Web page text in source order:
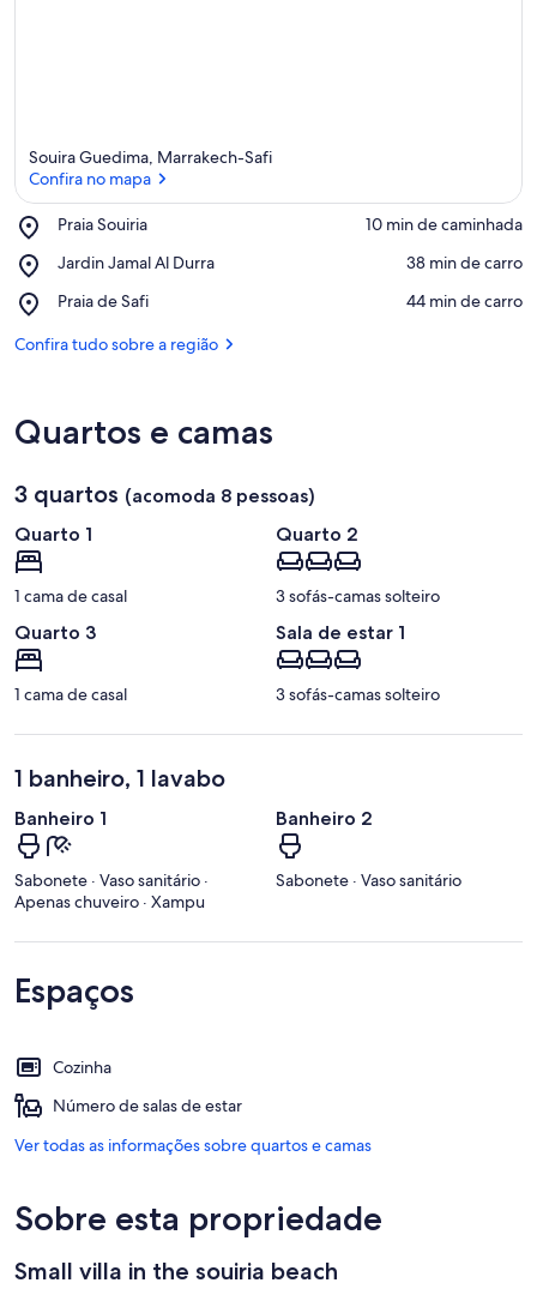
Souira Guedima, Marrakech-Safi
Confira no mapa
Praia Souiria
Place,
Souiria
‪10 min de caminhada‬
Jardin Jamal Al Durra
Place,
Jamal
Durra
‪38 min de carro‬
Praia de Safi
Place,
de
‪44 min de carro‬
Confira tudo sobre a região
Quartos e camas
3 quartos (acomoda 8 pessoas)
Quarto 1
1 cama de casal
Quarto 2
3 sofás-camas solteiro
Quarto 3
1 cama de casal
Sala de estar 1
3 sofás-camas solteiro
1 banheiro, 1 lavabo
Banheiro 1
Sabonete · Vaso sanitário ·
Apenas chuveiro · Xampu
Banheiro 2
Sabonete · Vaso sanitário
Espaços
Cozinha
Número de salas de estar
Ver todas as informações sobre quartos e camas
Sobre esta propriedade
Small villa in the souiria beach